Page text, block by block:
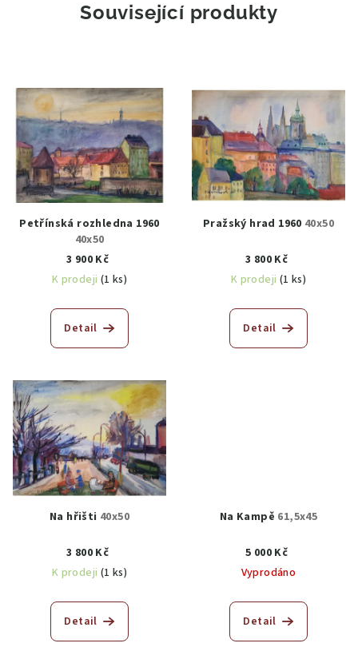
Související produkty
Petřínská rozhledna 1960
40x50
3 900 Kč
K prodeji (1 ks)
Detail
Pražský hrad 1960 40x50
3 800 Kč
K prodeji (1 ks)
Detail
Na hřišti 40x50
3 800 Kč
K prodeji (1 ks)
Detail
Na Kampě 61,5x45
5 000 Kč
Vyprodáno
Detail